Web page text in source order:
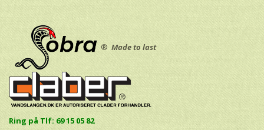
® Made to last
Ring på Tlf: 69 15 05 82